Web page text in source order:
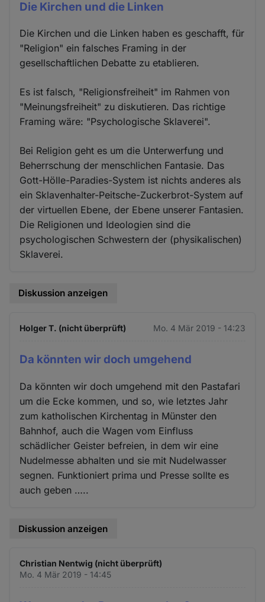
Die Kirchen und die Linken
Die Kirchen und die Linken haben es geschafft, für
"Religion" ein falsches Framing in der
gesellschaftlichen Debatte zu etablieren.
Es ist falsch, "Religionsfreiheit" im Rahmen von
"Meinungsfreiheit" zu diskutieren. Das richtige
Framing wäre: "Psychologische Sklaverei".
Bei Religion geht es um die Unterwerfung und
Beherrschung der menschlichen Fantasie. Das
Gott-Hölle-Paradies-System ist nichts anderes als
ein Sklavenhalter-Peitsche-Zuckerbrot-System auf
der virtuellen Ebene, der Ebene unserer Fantasien.
Die Religionen und Ideologien sind die
psychologischen Schwestern der (physikalischen)
Sklaverei.
Diskussion anzeigen
Holger T. (nicht überprüft) Mo. 4 Mär 2019 - 14:23
Da könnten wir doch umgehend
Da könnten wir doch umgehend mit den Pastafari
um die Ecke kommen, und so, wie letztes Jahr
zum katholischen Kirchentag in Münster den
Bahnhof, auch die Wagen vom Einfluss
schädlicher Geister befreien, in dem wir eine
Nudelmesse abhalten und sie mit Nudelwasser
segnen. Funktioniert prima und Presse sollte es
auch geben …..
Diskussion anzeigen
Christian Nentwig (nicht überprüft)
Mo. 4 Mär 2019 - 14:45